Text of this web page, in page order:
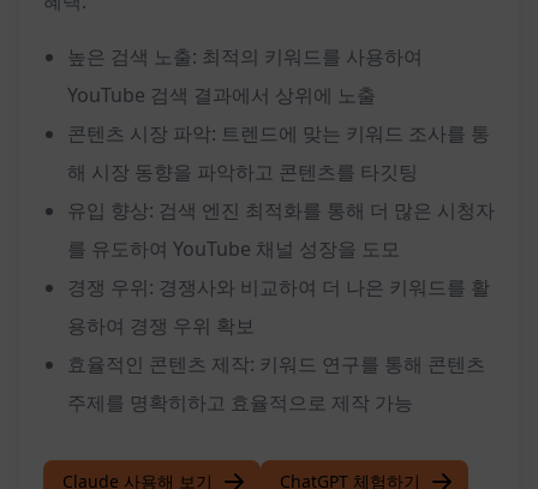
높은 검색 노출: 최적의 키워드를 사용하여
YouTube 검색 결과에서 상위에 노출
콘텐츠 시장 파악: 트렌드에 맞는 키워드 조사를 통
해 시장 동향을 파악하고 콘텐츠를 타깃팅
유입 향상: 검색 엔진 최적화를 통해 더 많은 시청자
를 유도하여 YouTube 채널 성장을 도모
경쟁 우위: 경쟁사와 비교하여 더 나은 키워드를 활
용하여 경쟁 우위 확보
효율적인 콘텐츠 제작: 키워드 연구를 통해 콘텐츠
주제를 명확히하고 효율적으로 제작 가능
Claude 사용해 보기 ChatGPT 체험하기